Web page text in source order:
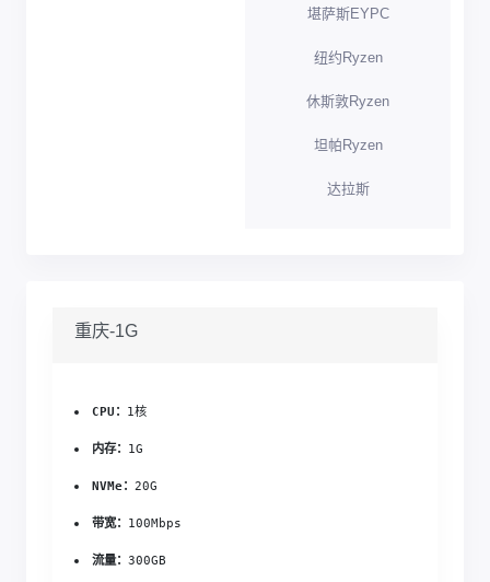
堪萨斯EYPC
纽约Ryzen
休斯敦Ryzen
坦帕Ryzen
达拉斯
重庆-1G
CPU： 1核
内存： 1G
NVMe：20G
带宽： 100Mbps
流量：300GB